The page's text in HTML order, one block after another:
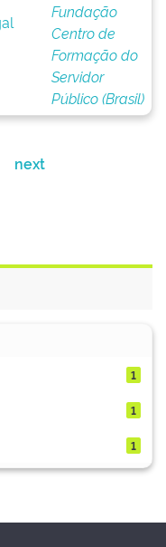
Fundação
Centro de
Formação do
Servidor
Público (Brasil)
next
1
1
1